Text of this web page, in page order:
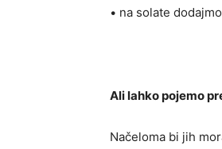
• na solate
Ali lahko pojemo
Načeloma bi jih